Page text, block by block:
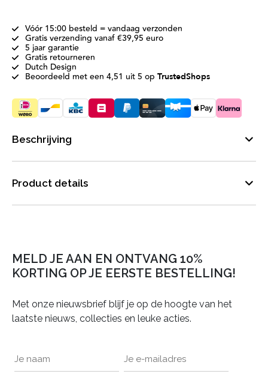
Vóór 15:00 besteld = vandaag verzonden
Gratis verzending vanaf €39,95 euro
5 jaar garantie
Gratis retourneren
Dutch Design
Beoordeeld met een 4,51 uit 5 op TrustedShops
Beschrijving
Product details
MELD JE AAN EN ONTVANG 10%
KORTING OP JE EERSTE BESTELLING!
Met onze nieuwsbrief blijf je op de hoogte van het
laatste nieuws, collecties en leuke acties.